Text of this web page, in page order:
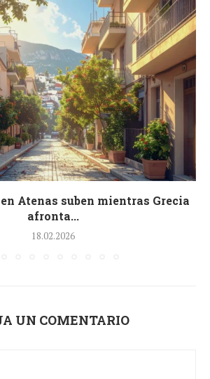
Atenas suben mientras Grecia
afronta...
18.02.2026
UN COMENTARIO